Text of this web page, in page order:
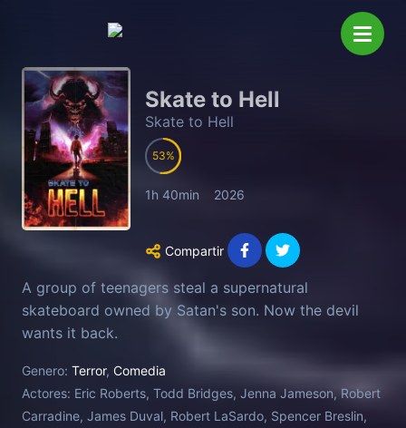
Skate to Hell
Skate to Hell
53
1h 40min 2026
Compartir
A group of teenagers steal a supernatural
skateboard owned by Satan's son. Now the devil
wants it back.
Genero: Terror, Comedia
Actores: Eric Roberts, Todd Bridges, Jenna Jameson, Robert
Carradine, James Duval, Robert LaSardo, Spencer Breslin,